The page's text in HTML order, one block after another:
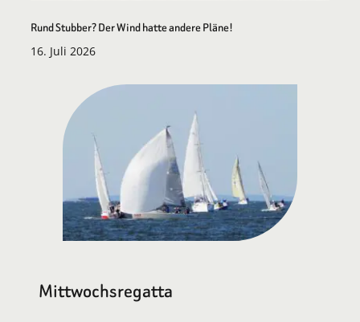
Rund Stubber? Der Wind hatte andere Pläne!
16. Juli 2026
Mittwochsregatta